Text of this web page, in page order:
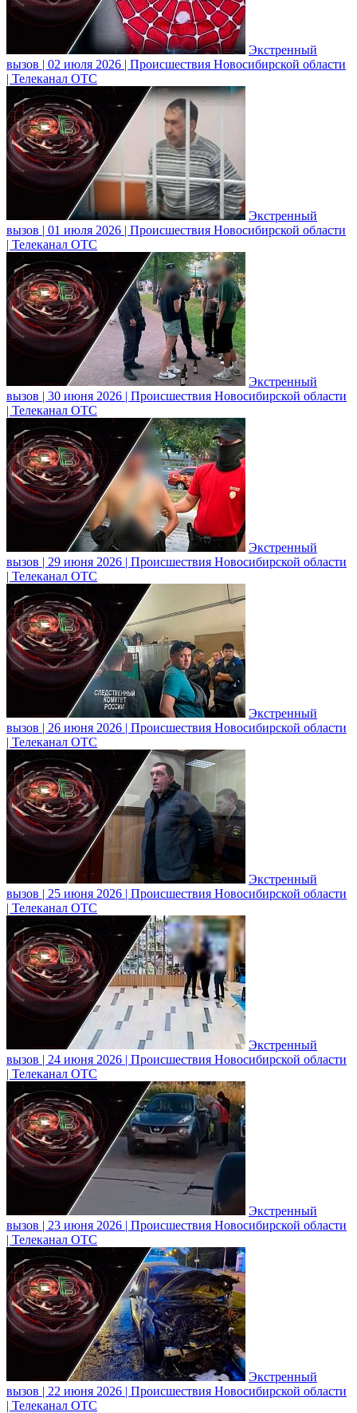
Экстренный
вызов | 02 июля 2026 | Происшествия Новосибирской области
| Телеканал ОТС
Экстренный
вызов | 01 июля 2026 | Происшествия Новосибирской области
| Телеканал ОТС
Экстренный
вызов | 30 июня 2026 | Происшествия Новосибирской области
| Телеканал ОТС
Экстренный
вызов | 29 июня 2026 | Происшествия Новосибирской области
| Телеканал ОТС
Экстренный
вызов | 26 июня 2026 | Происшествия Новосибирской области
| Телеканал ОТС
Экстренный
вызов | 25 июня 2026 | Происшествия Новосибирской области
| Телеканал ОТС
Экстренный
вызов | 24 июня 2026 | Происшествия Новосибирской области
| Телеканал ОТС
Экстренный
вызов | 23 июня 2026 | Происшествия Новосибирской области
| Телеканал ОТС
Экстренный
вызов | 22 июня 2026 | Происшествия Новосибирской области
| Телеканал ОТС